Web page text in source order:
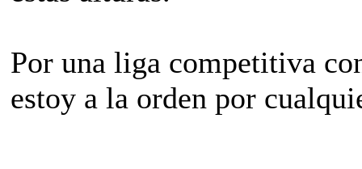
Por una liga competitiva
estoy a la orden por